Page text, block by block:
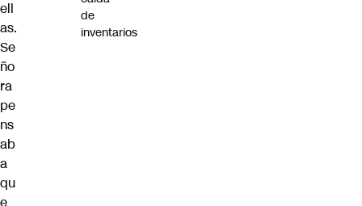
ell
as.
Se
ño
ra
pe
ns
ab
a
qu
e
de
inventarios